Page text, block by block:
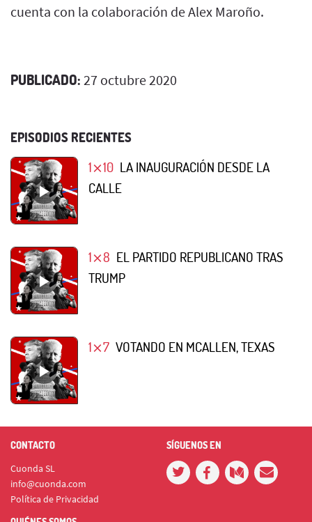
cuenta con la colaboración de Alex Maroño.
PUBLICADO: 27 octubre 2020
EPISODIOS RECIENTES
1⨯10 LA INAUGURACIÓN DESDE LA
CALLE
1⨯8 EL PARTIDO REPUBLICANO TRAS
TRUMP
1⨯7 VOTANDO EN MCALLEN, TEXAS
CONTACTO
Cuonda SL
info@cuonda.com
Política de Privacidad
SÍGUENOS EN